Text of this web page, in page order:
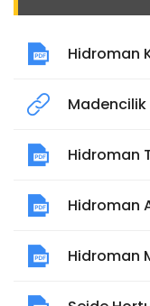
Hidroman
Hidroman
Hidroman
Hidroman